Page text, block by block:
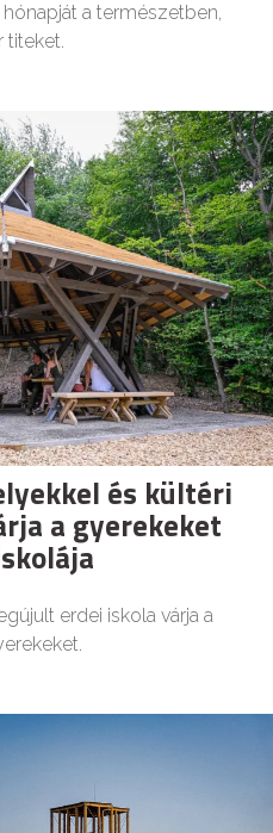
a természetben,
és kültéri
a gyerekeket
erdei iskola várja a